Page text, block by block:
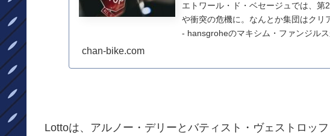
エトワール・ド・ベセージュでは、
や衝突の危機に。なんとか集団はク
- hansgroheのマキシム・ファンジル
chan-bike.com
Lottoは、アルノー・デリーとバティスト・ヴェストロッ